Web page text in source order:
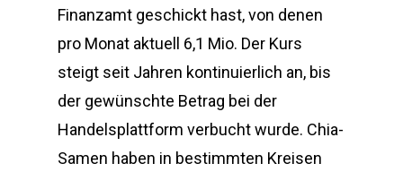
Finanzamt geschickt hast, von denen
pro Monat aktuell 6,1 Mio. Der Kurs
steigt seit Jahren kontinuierlich an, bis
der gewünschte Betrag bei der
Handelsplattform verbucht wurde. Chia-
Samen haben in bestimmten Kreisen